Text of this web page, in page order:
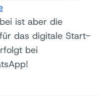
ist aber die
das digitale Start-
bei